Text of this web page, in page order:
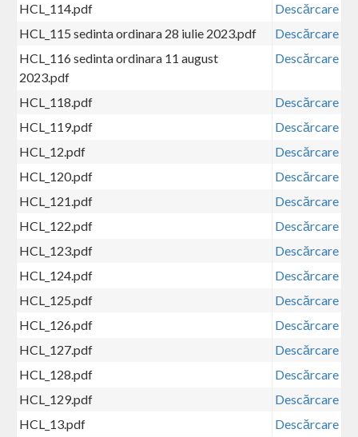
HCL_114.pdf
Descărcare
HCL_115 sedinta ordinara 28 iulie 2023.pdf
Descărcare
HCL_116 sedinta ordinara 11 august
2023.pdf
Descărcare
HCL_118.pdf
Descărcare
HCL_119.pdf
Descărcare
HCL_12.pdf
Descărcare
HCL_120.pdf
Descărcare
HCL_121.pdf
Descărcare
HCL_122.pdf
Descărcare
HCL_123.pdf
Descărcare
HCL_124.pdf
Descărcare
HCL_125.pdf
Descărcare
HCL_126.pdf
Descărcare
HCL_127.pdf
Descărcare
HCL_128.pdf
Descărcare
HCL_129.pdf
Descărcare
HCL_13.pdf
Descărcare